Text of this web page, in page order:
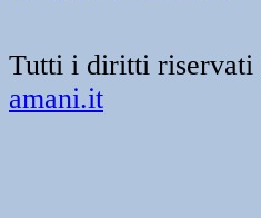
Tutti i diritti riservati
amani.it